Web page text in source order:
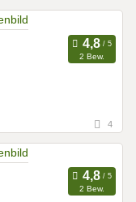
2 Bew.
4
2 Bew.